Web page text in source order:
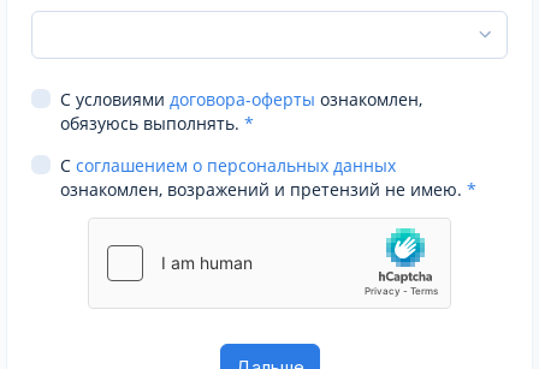
С условиями договора-оферты ознакомлен,
обязуюсь выполнять. *
С соглашением о персональных данных
ознакомлен, возражений и претензий не имею. *